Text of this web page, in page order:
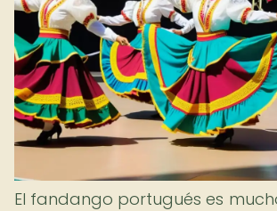
El fandango portugués es